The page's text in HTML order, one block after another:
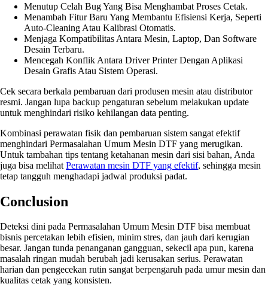
Menutup Celah Bug Yang Bisa Menghambat Proses Cetak.
Menambah Fitur Baru Yang Membantu Efisiensi Kerja, Seperti
Auto-Cleaning Atau Kalibrasi Otomatis.
Menjaga Kompatibilitas Antara Mesin, Laptop, Dan Software
Desain Terbaru.
Mencegah Konflik Antara Driver Printer Dengan Aplikasi
Desain Grafis Atau Sistem Operasi.
Cek secara berkala pembaruan dari produsen mesin atau distributor
resmi. Jangan lupa backup pengaturan sebelum melakukan update
untuk menghindari risiko kehilangan data penting.
Kombinasi perawatan fisik dan pembaruan sistem sangat efektif
menghindari Permasalahan Umum Mesin DTF yang merugikan.
Untuk tambahan tips tentang ketahanan mesin dari sisi bahan, Anda
juga bisa melihat Perawatan mesin DTF yang efektif, sehingga mesin
tetap tangguh menghadapi jadwal produksi padat.
Conclusion
Deteksi dini pada Permasalahan Umum Mesin DTF bisa membuat
bisnis percetakan lebih efisien, minim stres, dan jauh dari kerugian
besar. Jangan tunda penanganan gangguan, sekecil apa pun, karena
masalah ringan mudah berubah jadi kerusakan serius. Perawatan
harian dan pengecekan rutin sangat berpengaruh pada umur mesin dan
kualitas cetak yang konsisten.